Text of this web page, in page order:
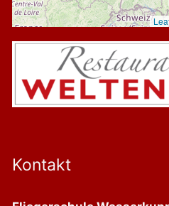
Kontakt